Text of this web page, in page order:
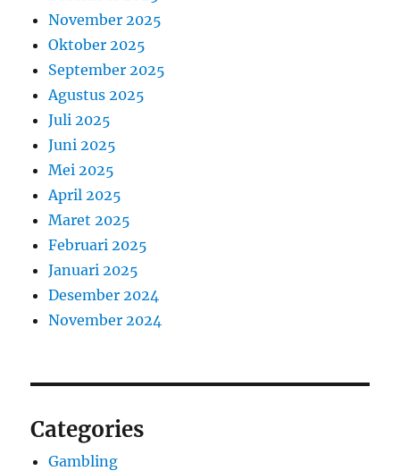
November 2025
Oktober 2025
September 2025
Agustus 2025
Juli 2025
Juni 2025
Mei 2025
April 2025
Maret 2025
Februari 2025
Januari 2025
Desember 2024
November 2024
Categories
Gambling